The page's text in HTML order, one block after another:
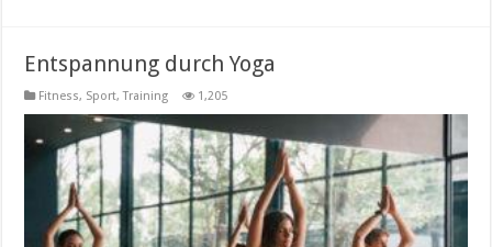
Entspannung durch Yoga
Fitness, Sport, Training 1,205